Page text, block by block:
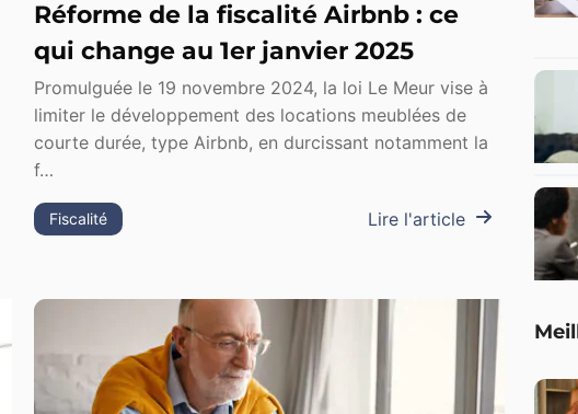
Réforme de la fiscalité Airbnb : ce
qui change au 1er janvier 2025
Promulguée le 19 novembre 2024, la loi Le Meur vise à
limiter le développement des locations meublées de
courte durée, type Airbnb, en durcissant notamment la
f…
Lire l'article
Fiscalité